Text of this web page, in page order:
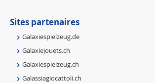
Sites partenaires
Galaxiespielzeug.de
Galaxiejouets.ch
Galaxiespielzeug.ch
Galassiagiocattoli.ch